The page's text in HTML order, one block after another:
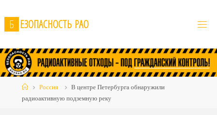
to
content
Б ЕЗОПАСНОСТЬ РАО
HomeРоссия
В центре Петербурга обнаружили
радиоактивную подземную реку